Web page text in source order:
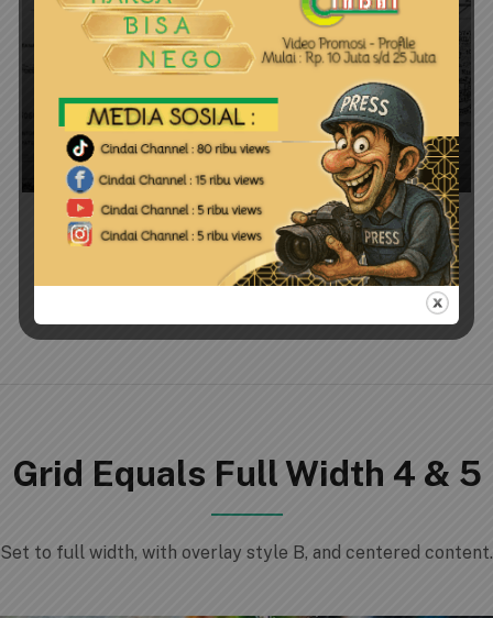
PENGUMUMAN, Berita Kehilangan Tiga
Sertifikat Hak Milik Lokasi Kecamatan Bintan
Timur
cindai
3 Columns Centered
Grid Equals Full Width 4 & 5
Set to full width, with overlay style B, and centered content.